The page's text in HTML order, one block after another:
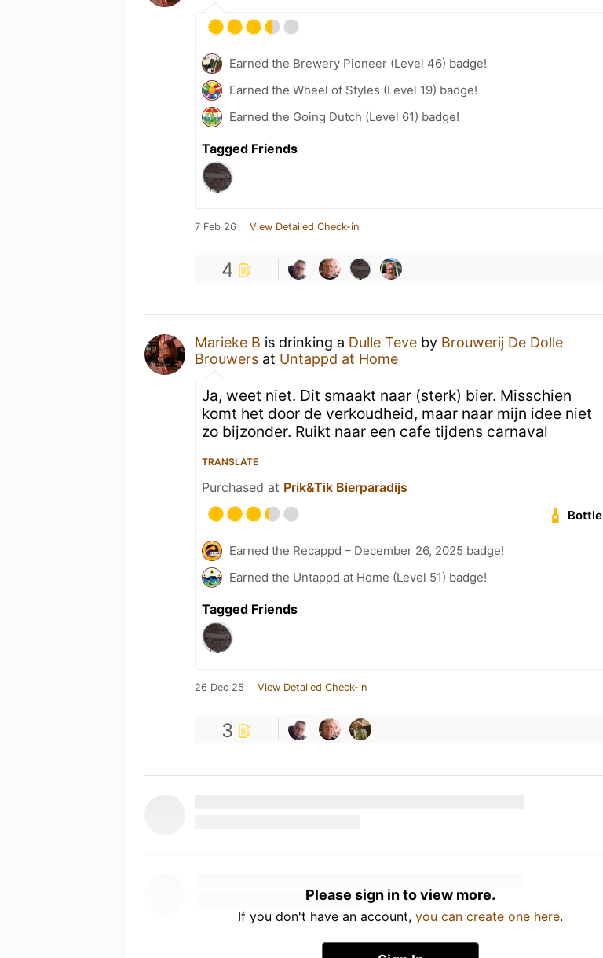
Earned the Brewery Pioneer (Level 46) badge!
Earned the Wheel of Styles (Level 19) badge!
Earned the Going Dutch (Level 61) badge!
Tagged Friends
7 Feb 26 View Detailed Check-in
4
Marieke B is drinking a Dulle Teve by Brouwerij De Dolle
Brouwers at Untappd at Home
Ja, weet niet. Dit smaakt naar (sterk) bier. Misschien
komt het door de verkoudheid, maar naar mijn idee niet
zo bijzonder. Ruikt naar een cafe tijdens carnaval
TRANSLATE
Purchased at Prik&Tik Bierparadijs
Bottle
Earned the Recappd – December 26, 2025 badge!
Earned the Untappd at Home (Level 51) badge!
Tagged Friends
26 Dec 25 View Detailed Check-in
3
Please sign in to view more.
If you don't have an account, you can create one here.